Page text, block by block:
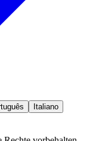
Italiano